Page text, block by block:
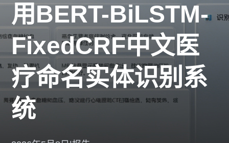
用BERT-BiLSTM-
FixedCRF中文医
疗命名实体识别系
统